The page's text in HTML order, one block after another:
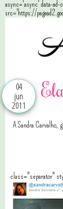
async='async' data-
src='https://
04
jun
2011
A Sandra Carvalho,
class="separator"